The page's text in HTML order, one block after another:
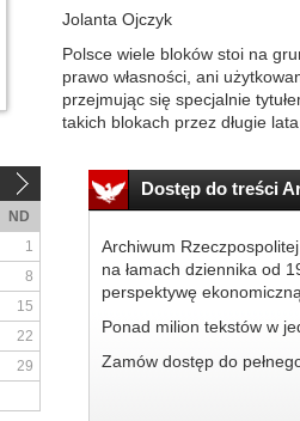
Jolanta Ojczyk
Polsce wiele bloków stoi na
prawo własności, ani
przejmując się specjalnie
takich blokach przez długie lata
Dostęp do treści
Archiwum
na łamach dziennika od
perspektywę
Ponad milion tekstów w
Zamów dostęp do
ND
1
8
15
22
29